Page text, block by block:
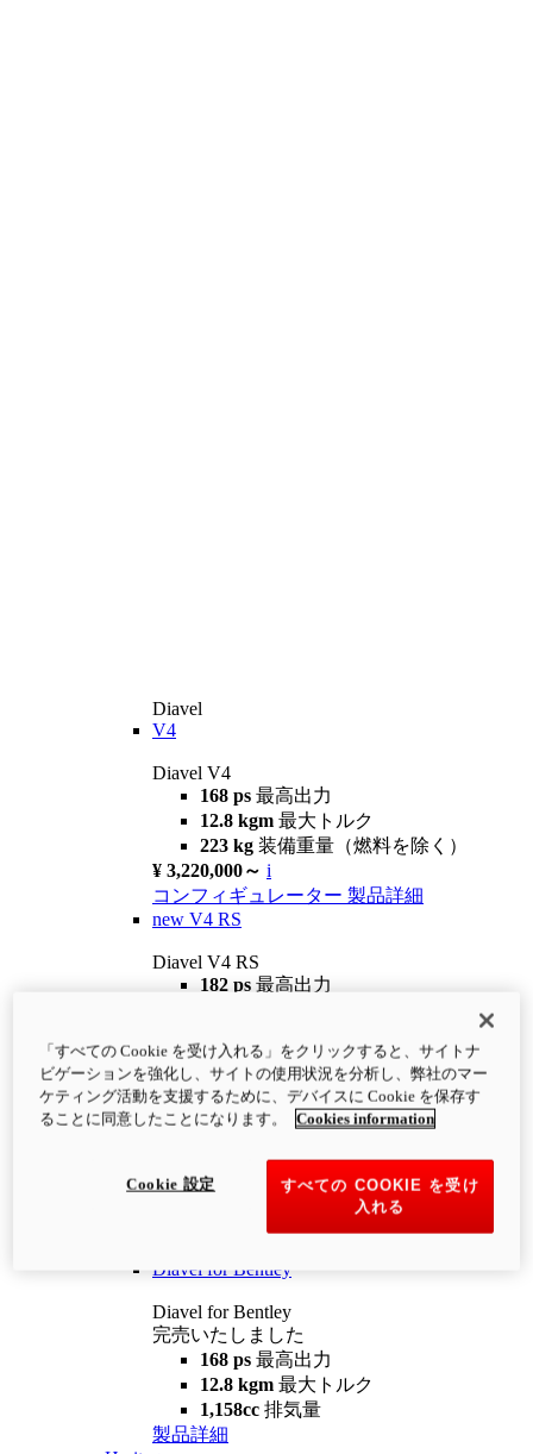
Diavel
V4
Diavel V4
168 ps 最高出力
12.8 kgm 最大トルク
223 kg 装備重量（燃料を除く）
¥ 3,220,000～ i
コンフィギュレーター 製品詳細
new V4 RS
Diavel V4 RS
182 ps 最高出力
¥4,400,000 i
コンフィギュレーター 製品詳細
newV4 RS 100
12.2 kgm
最大トルク
装備重量（燃料を除く）
Diavel for Bentley
Diavel for Bentley
完売いたしました
168 ps 最高出力
12.8 kgm 最大トルク
1,158cc 排気量
製品詳細
「すべての Cookie を受け入れる」をクリックすると、サイトナ
ビゲーションを強化し、サイトの使用状況を分析し、弊社のマー
ケティング活動を支援するために、デバイスに Cookie を保存す
ることに同意したことになります。
Cookies information
すべての COOKIE を受け
入れる
Cookie 設定